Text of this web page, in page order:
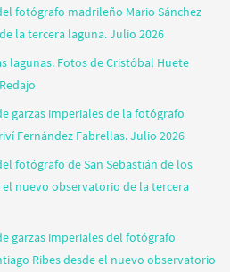
fotógrafo madrileño Mario Sánchez
la tercera laguna. Julio 2026
lagunas. Fotos de Cristóbal Huete
garzas imperiales de la fotógrafo
Fernández Fabrellas. Julio 2026
fotógrafo de San Sebastián de los
el nuevo observatorio de la tercera
garzas imperiales del fotógrafo
Ribes desde el nuevo observatorio